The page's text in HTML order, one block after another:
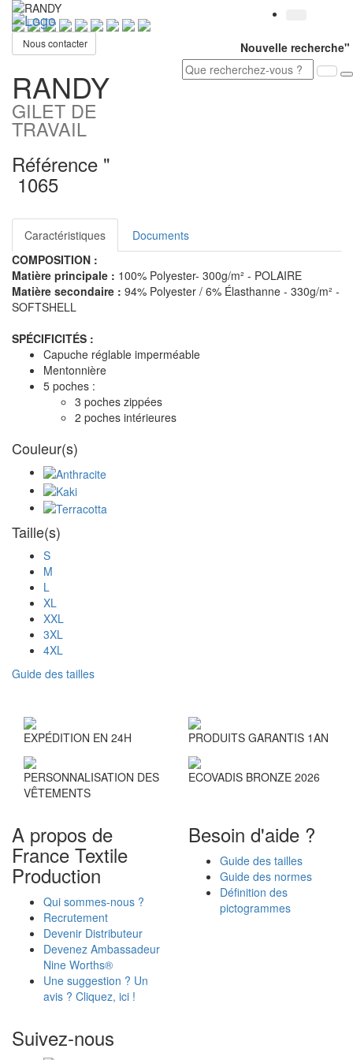
Nouvelle recherche"
Nous contacter
RANDY
GILET DE
TRAVAIL
Référence "
1065
Caractéristiques
Documents
COMPOSITION :
Matière principale : 100% Polyester- 300g/m² - POLAIRE
Matière secondaire : 94% Polyester / 6% Élasthanne - 330g/m² -
SOFTSHELL
SPÉCIFICITÉS :
Capuche réglable imperméable
Mentonnière
5 poches :
3 poches zippées
2 poches intérieures
Couleur(s)
Taille(s)
S
M
L
XL
XXL
3XL
4XL
Guide des tailles
EXPÉDITION EN 24H PRODUITS GARANTIS 1AN
PERSONNALISATION DES
VÊTEMENTS
ECOVADIS BRONZE 2026
A propos de
France Textile
Production
Qui sommes-nous ?
Recrutement
Devenir Distributeur
Devenez Ambassadeur
Nine Worths®
Une suggestion ? Un
avis ? Cliquez, ici !
Besoin d'aide ?
Guide des tailles
Guide des normes
Définition des
pictogrammes
Suivez-nous